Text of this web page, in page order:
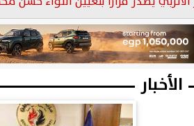
الأخبار